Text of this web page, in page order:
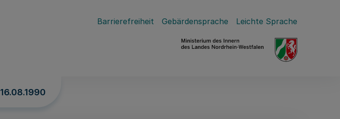
Barrierefreiheit Gebärdensprache Leichte Sprache
16.08.1990